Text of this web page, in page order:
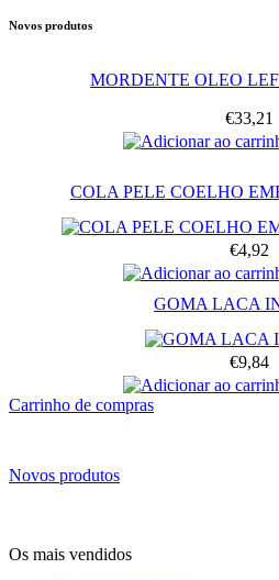
Novos produtos
MORDENTE OLEO
€33,21
COLA PELE COELHO
€4,92
GOMA LACA
€9,84
Carrinho de compras
Novos produtos
Os mais vendidos